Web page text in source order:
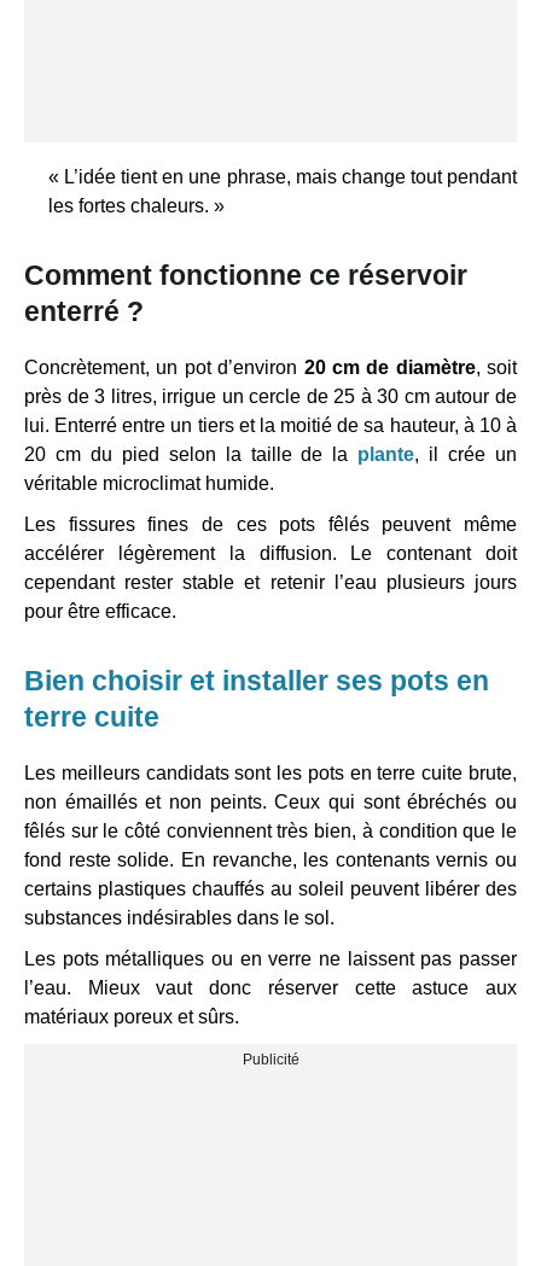
« L’idée tient en une phrase, mais change tout pendant
les fortes chaleurs. »
Comment fonctionne ce réservoir
enterré ?
Concrètement, un pot d’environ 20 cm de diamètre, soit
près de 3 litres, irrigue un cercle de 25 à 30 cm autour de
lui. Enterré entre un tiers et la moitié de sa hauteur, à 10 à
20 cm du pied selon la taille de la plante, il crée un
véritable microclimat humide.
Les fissures fines de ces pots fêlés peuvent même
accélérer légèrement la diffusion. Le contenant doit
cependant rester stable et retenir l’eau plusieurs jours
pour être efficace.
Bien choisir et installer ses pots en
terre cuite
Les meilleurs candidats sont les pots en terre cuite brute,
non émaillés et non peints. Ceux qui sont ébréchés ou
fêlés sur le côté conviennent très bien, à condition que le
fond reste solide. En revanche, les contenants vernis ou
certains plastiques chauffés au soleil peuvent libérer des
substances indésirables dans le sol.
Les pots métalliques ou en verre ne laissent pas passer
l’eau. Mieux vaut donc réserver cette astuce aux
matériaux poreux et sûrs.